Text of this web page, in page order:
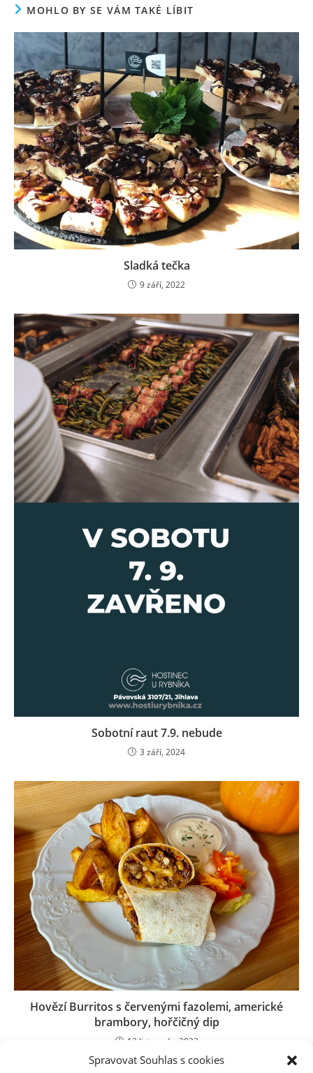
Spravovat Souhlas s cookies
MOHLO BY SE VÁM TAKÉ LÍBIT
Sladká tečka
9 září, 2022
Sobotní raut 7.9. nebude
3 září, 2024
Hovězí Burritos s červenými fazolemi, americké
brambory, hořčičný dip
13 listopadu, 2022